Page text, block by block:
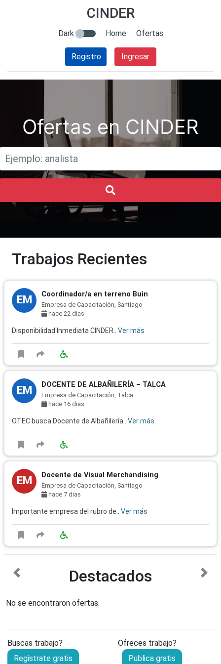
CINDER
Dark Home Ofertas
Registro Ingresar
Ofertas en CINDER
Trabajos Recientes
EM Coordinador/a en terreno Buin
Empresa de Capacitación, Santiago
hace 22 dias
Disponibilidad Inmediata CINDER.. Ver más
EM DOCENTE DE ALBAÑILERÍA – TALCA
Empresa de Capacitación, Talca
hace 16 dias
OTEC busca Docente de Albañilería.. Ver más
EM Docente de Visual Merchandising
Empresa de Capacitación, Santiago
hace 7 dias
Importante empresa del rubro de.. Ver más
Destacados
anterior
No se encontraron ofertas.
Buscas trabajo?
Registrate gratis
Ofreces trabajo?
Publica gratis